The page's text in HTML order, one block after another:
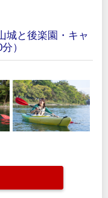
城と後楽園・キャ
）